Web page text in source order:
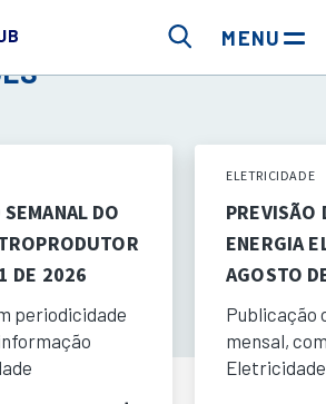
MENU
DO
DE 2026
periodicidade
ELETRICIDADE
PREVISÃO
ENERGIA
AGOSTO
Publicação
mensal,
Eletricidade